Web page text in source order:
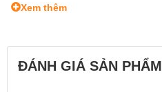
Xem thêm
ĐÁNH GIÁ SẢN PHẨM